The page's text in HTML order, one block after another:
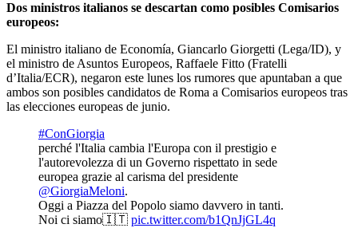
Dos ministros italianos se descartan como posibles Comisarios
europeos:
El ministro italiano de Economía, Giancarlo Giorgetti (Lega/ID), y
el ministro de Asuntos Europeos, Raffaele Fitto (Fratelli
d’Italia/ECR), negaron este lunes los rumores que apuntaban a que
ambos son posibles candidatos de Roma a Comisarios europeos tras
las elecciones europeas de junio.
#ConGiorgia
perché l'Italia cambia l'Europa con il prestigio e
l'autorevolezza di un Governo rispettato in sede
europea grazie al carisma del presidente
@GiorgiaMeloni.
Oggi a Piazza del Popolo siamo davvero in tanti.
Noi ci siamo🇮🇹 pic.twitter.com/b1QnJjGL4q